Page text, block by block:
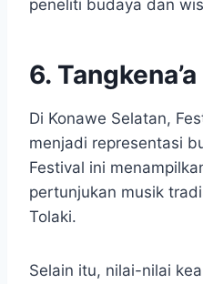
peneliti budaya dan
6. Tangkena’a
Di Konawe Selatan,
menjadi representasi
Festival ini
pertunjukan musik
Tolaki.
Selain itu, nilai-nilai